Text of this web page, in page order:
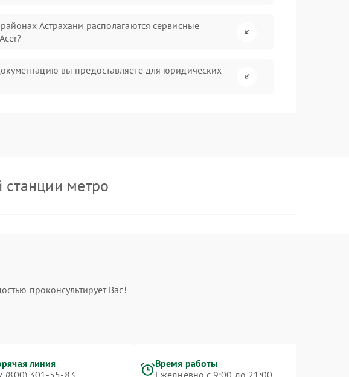
Астрахани располагаются сервисные
вы предоставляете для юридических
метро
проконсультирует Вас!
линия
(800) 301-55-83
Время работы
Ежедневно с 9:00 до 21:00